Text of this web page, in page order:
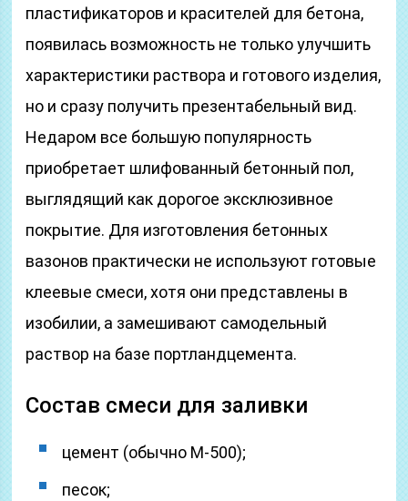
пластификаторов и красителей для бетона,
появилась возможность не только улучшить
характеристики раствора и готового изделия,
но и сразу получить презентабельный вид.
Недаром все большую популярность
приобретает шлифованный бетонный пол,
выглядящий как дорогое эксклюзивное
покрытие. Для изготовления бетонных
вазонов практически не используют готовые
клеевые смеси, хотя они представлены в
изобилии, а замешивают самодельный
раствор на базе портландцемента.
Состав смеси для заливки
цемент (обычно М-500);
песок;